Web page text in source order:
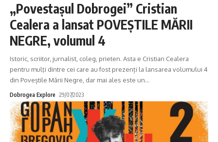
„Povestaşul Dobrogei” Cristian
Cealera a lansat POVEŞTILE MĂRII
NEGRE, volumul 4
Istoric, scriitor, jurnalist, coleg, prieten. Asta e Cristian Cealera
pentru mulţi dintre cei care au fost prezenți la lansarea volumului 4
din Poveștile Mării Negre, dar mai ales este un…
Dobrogea Explore 29/07/2023